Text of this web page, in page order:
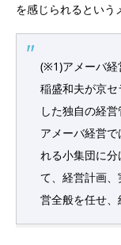
を感じられるという
(※1)アメーバ経
稲盛和夫が京
した独自の経営
アメーバ経営
れる小集団に
て、経営計画
営全般を任せ、